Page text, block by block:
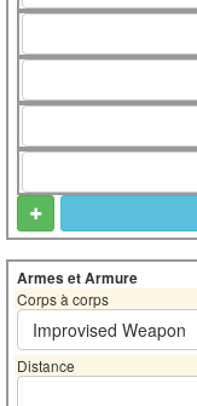
Armes et Armure
Corps à corps
Improvised Weapon
Distance